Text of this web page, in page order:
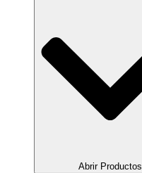
Abrir Productos